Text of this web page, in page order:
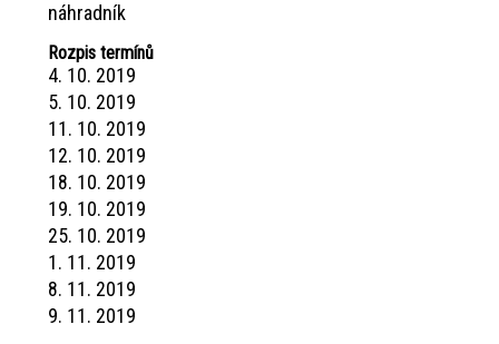
náhradník
Rozpis termínů
4. 10. 2019
5. 10. 2019
11. 10. 2019
12. 10. 2019
18. 10. 2019
19. 10. 2019
25. 10. 2019
1. 11. 2019
8. 11. 2019
9. 11. 2019